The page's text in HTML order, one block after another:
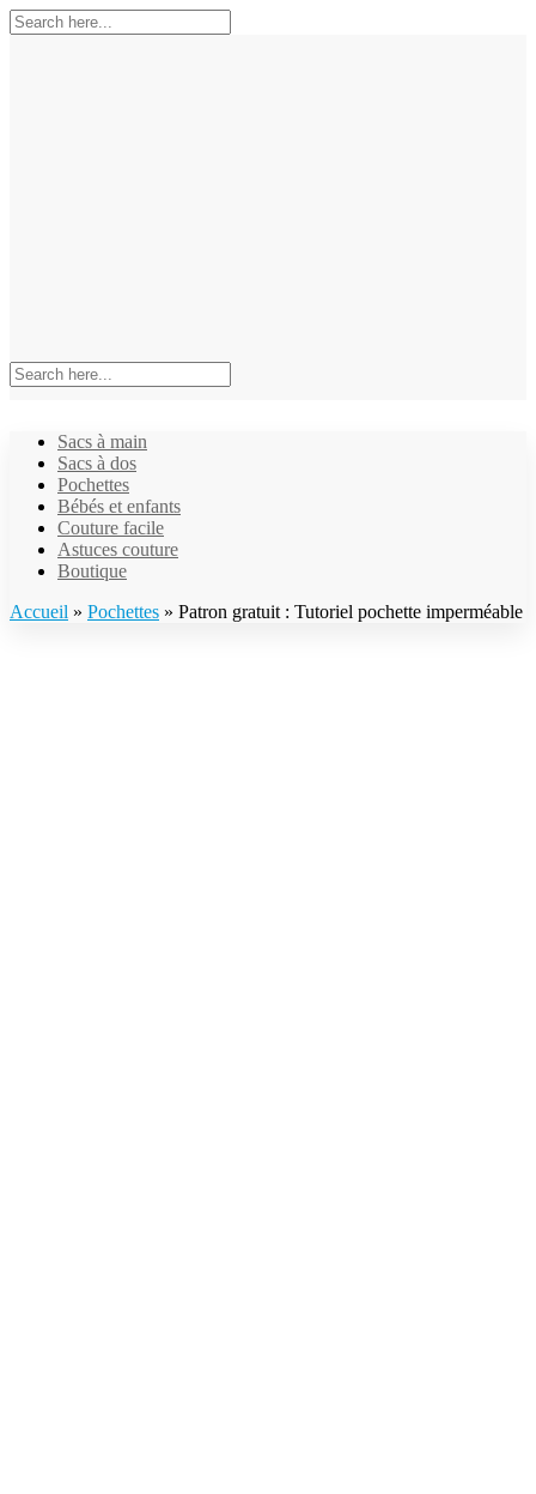
Sacs à main
Sacs à dos
Pochettes
Bébés et enfants
Couture facile
Astuces couture
Boutique
Accueil » Pochettes » Patron gratuit : Tutoriel pochette imperméable